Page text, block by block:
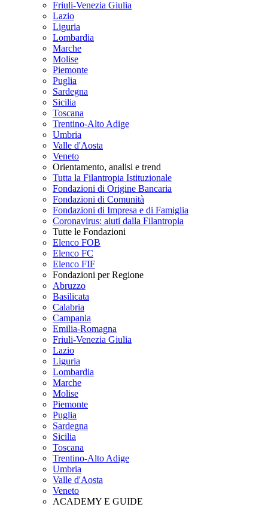
Friuli-Venezia Giulia
Lazio
Liguria
Lombardia
Marche
Molise
Piemonte
Puglia
Sardegna
Sicilia
Toscana
Trentino-Alto Adige
Umbria
Valle d'Aosta
Veneto
Orientamento, analisi e trend
Tutta la Filantropia Istituzionale
Fondazioni di Origine Bancaria
Fondazioni di Comunità
Fondazioni di Impresa e di Famiglia
Coronavirus: aiuti dalla Filantropia
Tutte le Fondazioni
Elenco FOB
Elenco FC
Elenco FIF
Fondazioni per Regione
Abruzzo
Basilicata
Calabria
Campania
Emilia-Romagna
Friuli-Venezia Giulia
Lazio
Liguria
Lombardia
Marche
Molise
Piemonte
Puglia
Sardegna
Sicilia
Toscana
Trentino-Alto Adige
Umbria
Valle d'Aosta
Veneto
ACADEMY E GUIDE